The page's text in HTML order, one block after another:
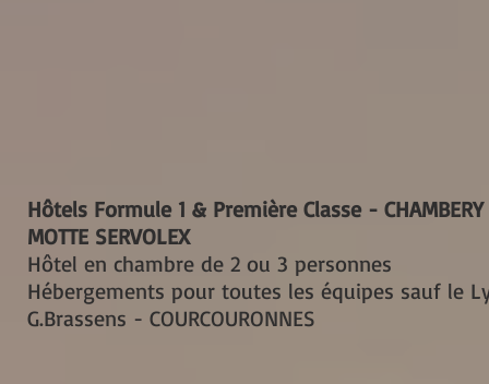
Hôtels Formule 1 & Première Classe -
MOTTE SERVOLEX
Hôtel en chambre de 2 ou 3 personnes
Hébergements pour toutes les équipes sauf le
G.Brassens - COURCOURONNES